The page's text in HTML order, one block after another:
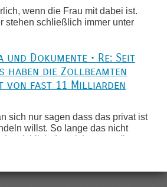
wenn die Frau mit dabei ist.
stehen schließlich immer unter
und Dokumente • Re: Seit
haben die Zollbeamten
von fast 11 Milliarden
sich nur sagen dass das privat ist
willst. So lange das nicht
ersichlich das nicht neu sollte es
Dokumente • Deklaration